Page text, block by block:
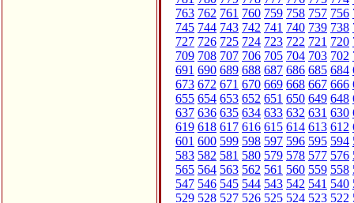
763 762 761 760 759 758 757 756
745 744 743 742 741 740 739 738
727 726 725 724 723 722 721 720
709 708 707 706 705 704 703 702
691 690 689 688 687 686 685 684
673 672 671 670 669 668 667 666
655 654 653 652 651 650 649 648
637 636 635 634 633 632 631 630
619 618 617 616 615 614 613 612
601 600 599 598 597 596 595 594
583 582 581 580 579 578 577 576
565 564 563 562 561 560 559 558
547 546 545 544 543 542 541 540
529 528 527 526 525 524 523 522